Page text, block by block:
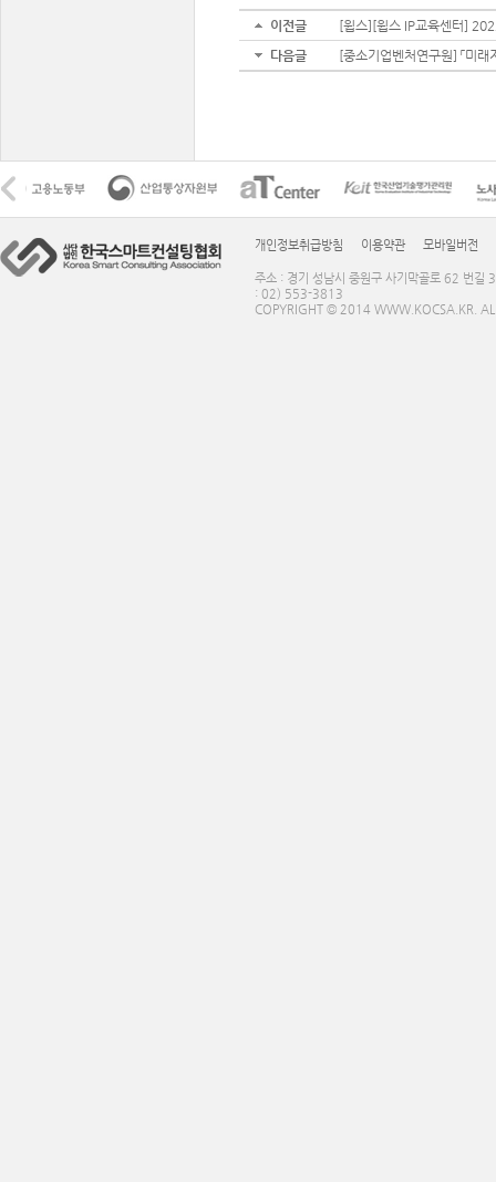
이전글
[윕스][윕스 IP교육센터]
다음글
[중소기업벤처연구원] 「미
개인정보취급방침 이용약관 모바일버전
주소 : 경기 성남시 중원구 사기막골로 62 번
: 02) 553-3813
COPYRIGHT © 2014 WWW.KOCSA.KR.